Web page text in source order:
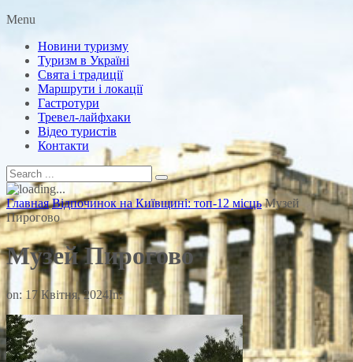
Menu
Новини туризму
Туризм в Україні
Свята і традиції
Маршрути і локації
Гастротури
Тревел-лайфхаки
Відео туристів
Контакти
Главная Відпочинок на Київщині: топ-12 місць Музей
Пирогово
Музей Пирогово
on: 17 Квітня, 2024In: